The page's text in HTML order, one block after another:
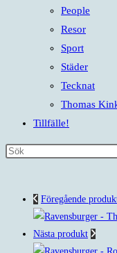
People
Resor
Sport
Städer
Tecknat
Thomas
Tillfälle!
Sök
webbplatsFöregående
Nästa produkt